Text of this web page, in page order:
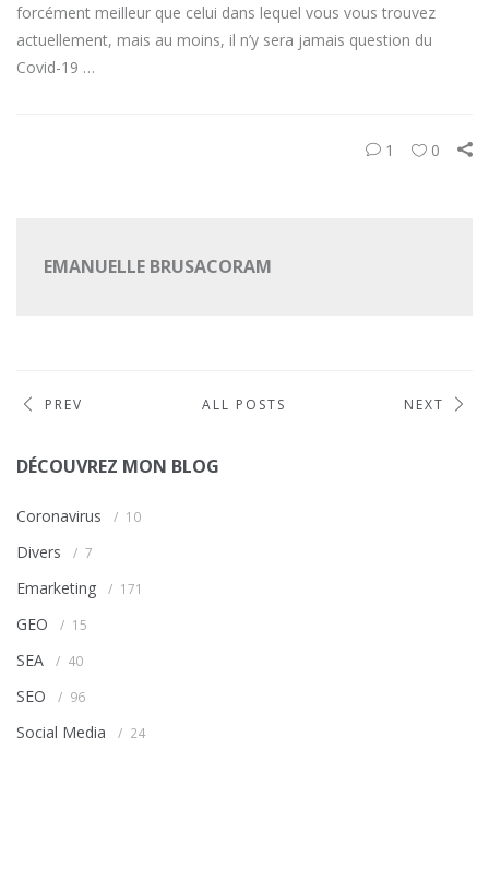
forcément meilleur que celui dans lequel vous vous trouvez
actuellement, mais au moins, il n’y sera jamais question du
Covid-19 …
1 0
EMANUELLE BRUSACORAM
PREV ALL POSTS NEXT
DÉCOUVREZ MON BLOG
Coronavirus 10
Divers 7
Emarketing 171
GEO 15
SEA 40
SEO 96
Social Media 24